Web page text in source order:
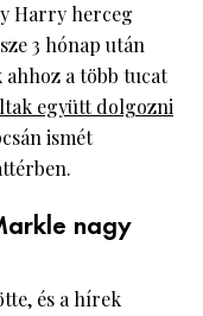
Harry herceg
3 hónap után
a több tucat
együtt dolgozni
ismét
nagy
és a hírek